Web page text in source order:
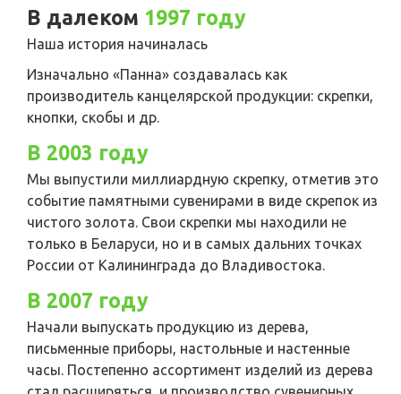
В далеком 1997 году
Наша история начиналась
Изначально «Панна» создавалась как
производитель канцелярской продукции: скрепки,
кнопки, скобы и др.
В 2003 году
Мы выпустили миллиардную скрепку, отметив это
событие памятными сувенирами в виде скрепок из
чистого золота. Свои скрепки мы находили не
только в Беларуси, но и в самых дальних точках
России от Калининграда до Владивостока.
В 2007 году
Начали выпускать продукцию из дерева,
письменные приборы, настольные и настенные
часы. Постепенно ассортимент изделий из дерева